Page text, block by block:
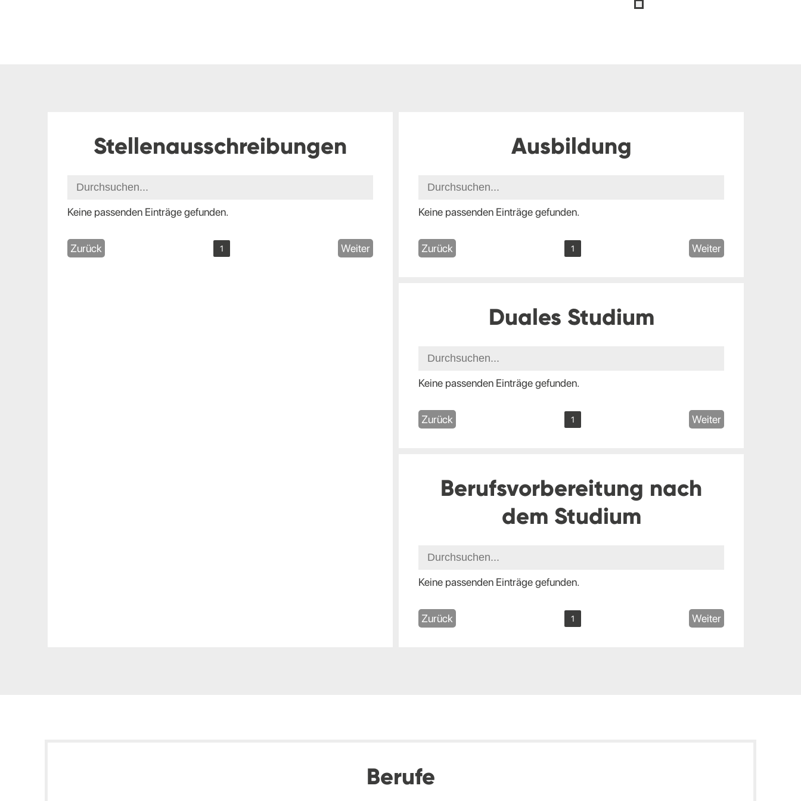
Stellenausschreibungen
Keine passenden Einträge gefunden.
Zurück 1 Weiter
Ausbildung
Keine passenden Einträge gefunden.
Zurück 1 Weiter
Duales Studium
Keine passenden Einträge gefunden.
Zurück 1 Weiter
Berufsvorbereitung nach
dem Studium
Keine passenden Einträge gefunden.
Zurück 1 Weiter
Berufe